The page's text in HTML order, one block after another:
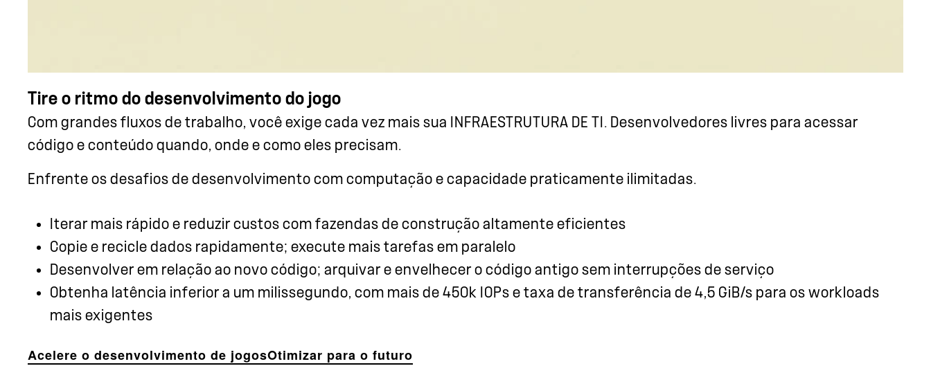
Tire o ritmo do desenvolvimento do jogo
Com grandes fluxos de trabalho, você exige cada vez mais sua INFRAESTRUTURA DE TI. Desenvolvedores livres para acessar
código e conteúdo quando, onde e como eles precisam.
Enfrente os desafios de desenvolvimento com computação e capacidade praticamente ilimitadas.
Iterar mais rápido e reduzir custos com fazendas de construção altamente eficientes
Copie e recicle dados rapidamente; execute mais tarefas em paralelo
Desenvolver em relação ao novo código; arquivar e envelhecer o código antigo sem interrupções de serviço
Obtenha latência inferior a um milissegundo, com mais de 450k IOPs e taxa de transferência de 4,5 GiB/s para os workloads
mais exigentes
Acelere o desenvolvimento de jogosOtimizar para o futuro